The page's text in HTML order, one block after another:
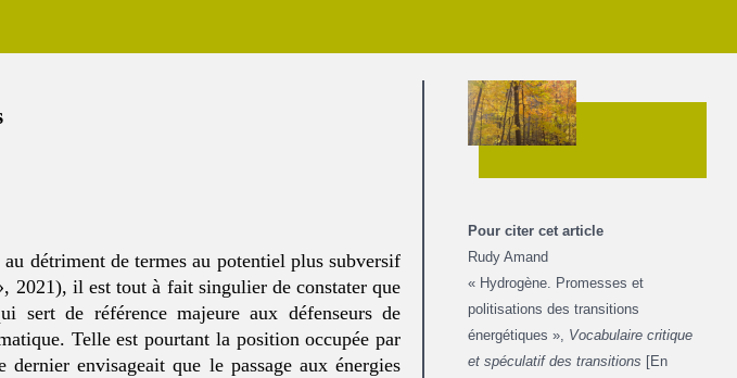
détriment de termes au potentiel plus subversif
2021), il est tout à fait singulier de constater que
sert de référence majeure aux défenseurs de
Telle est pourtant la position occupée par
envisageait que le passage aux énergies
Pour citer cet article
Rudy Amand
« Hydrogène. Promesses et
politisations des transitions
énergétiques », Vocabulaire critique
et spéculatif des transitions [En